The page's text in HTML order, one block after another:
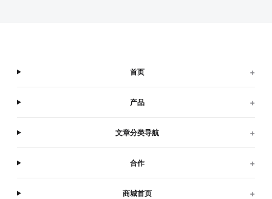
首页 +
产品 +
文章分类导航 +
合作 +
商城首页 +